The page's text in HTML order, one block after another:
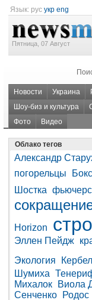
Язык: рус укр eng
Пятница, 07 Август
Новости Украина
Шоу-биз и культура
Фото
Видео
Облако тегов
Александр
погорельцы
Бокс
Шостка
Horizon
Эллен Пейдж
Экология
Шумиха
Михалок
Виола
Сенченко
Родос